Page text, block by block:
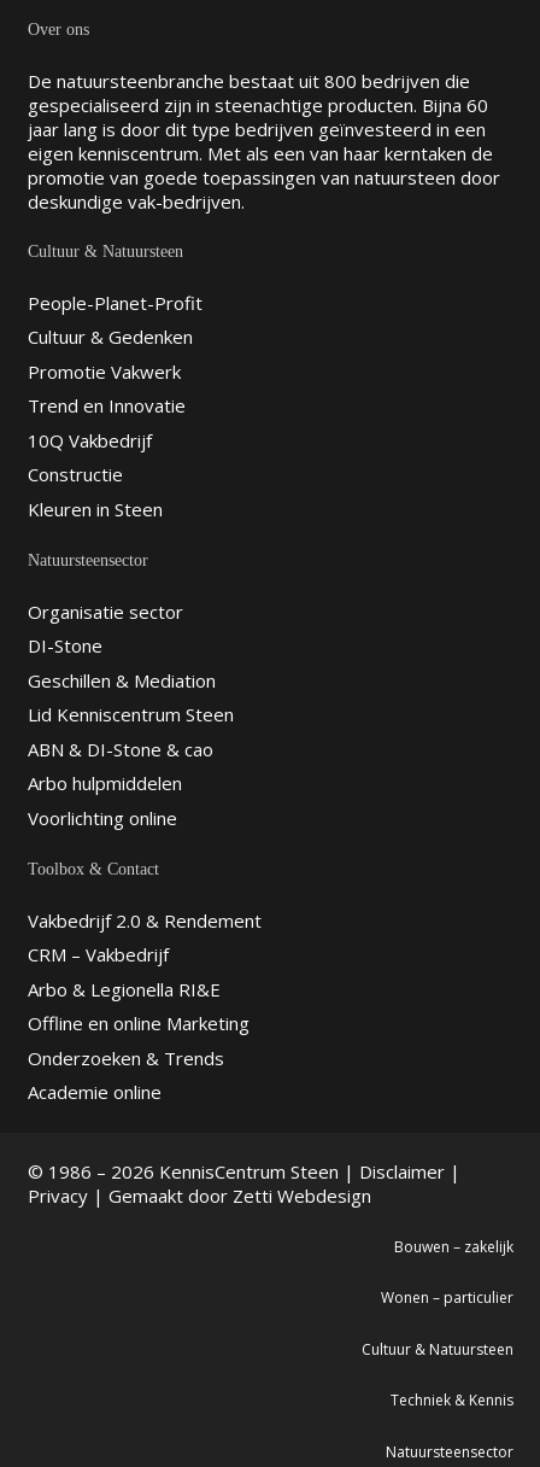
Over ons
De natuursteenbranche bestaat uit 800 bedrijven die
gespecialiseerd zijn in steenachtige producten. Bijna 60
jaar lang is door dit type bedrijven geïnvesteerd in een
eigen kenniscentrum. Met als een van haar kerntaken de
promotie van goede toepassingen van natuursteen door
deskundige vak-bedrijven.
Cultuur & Natuursteen
People-Planet-Profit
Cultuur & Gedenken
Promotie Vakwerk
Trend en Innovatie
10Q Vakbedrijf
Constructie
Kleuren in Steen
Natuursteensector
Organisatie sector
DI-Stone
Geschillen & Mediation
Lid Kenniscentrum Steen
ABN & DI-Stone & cao
Arbo hulpmiddelen
Voorlichting online
Toolbox & Contact
Vakbedrijf 2.0 & Rendement
CRM – Vakbedrijf
Arbo & Legionella RI&E
Offline en online Marketing
Onderzoeken & Trends
Academie online
© 1986 – 2026 KennisCentrum Steen | Disclaimer|
Privacy| Gemaakt door Zetti Webdesign
Bouwen – zakelijk
Wonen – particulier
Cultuur & Natuursteen
Techniek & Kennis
Natuursteensector